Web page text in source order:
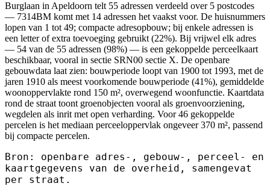
Burglaan in Apeldoorn telt 55 adressen verdeeld over 5 postcodes
— 7314BM komt met 14 adressen het vaakst voor. De huisnummers
lopen van 1 tot 49; compacte adresopbouw; bij enkele adressen is
een letter of extra toevoeging gebruikt (22%). Bij vrijwel elk adres
— 54 van de 55 adressen (98%) — is een gekoppelde perceelkaart
beschikbaar, vooral in sectie SRN00 sectie X. De openbare
gebouwdata laat zien: bouwperiode loopt van 1900 tot 1993, met de
jaren 1910 als meest voorkomende bouwperiode (41%), gemiddelde
woonoppervlakte rond 150 m², overwegend woonfunctie. Kaartdata
rond de straat toont groenobjecten vooral als groenvoorziening,
wegdelen als inrit met open verharding. Voor 46 gekoppelde
percelen is het mediaan perceeloppervlak ongeveer 370 m², passend
bij compacte percelen.
Bron: openbare adres-, gebouw-, perceel- en
kaartgegevens van de overheid, samengevat
per straat.